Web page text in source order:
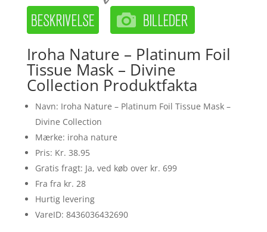
Iroha Nature – Platinum Foil
Tissue Mask – Divine
Collection Produktfakta
Navn: Iroha Nature – Platinum Foil Tissue Mask –
Divine Collection
Mærke: iroha nature
Pris: Kr. 38.95
Gratis fragt: Ja, ved køb over kr. 699
Fra fra kr. 28
Hurtig levering
VareID: 8436036432690